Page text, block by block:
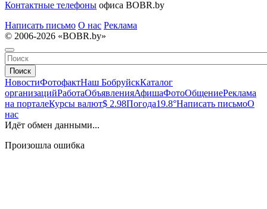
Контактные телефоны офиса BOBR.by
Написать письмо О нас Реклама
© 2006-2026 «BOBR.by»
Поиск
НовостиФотофактНаш БобруйскКаталог
организацийРаботаОбъявленияАфишаФотоОбщениеРеклама
на порталеКурсы валют$ 2.98Погода19.8°Написать письмоО
нас
Идёт обмен данными...
Произошла ошибка